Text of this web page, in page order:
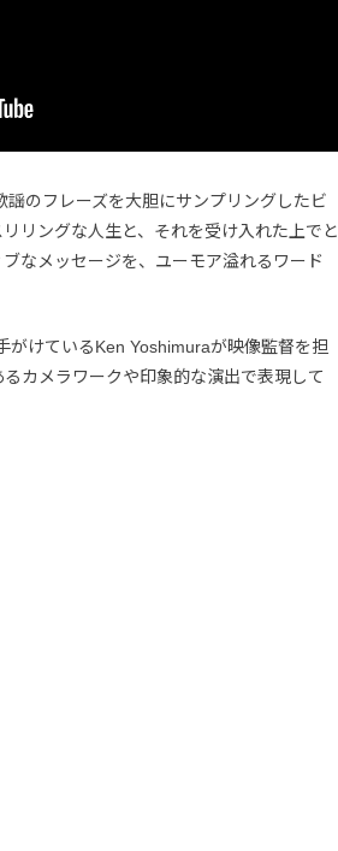
謡のフレーズを大胆にサンプリングしたビ
リングな人生と、それを受け入れた上でと
なメッセージを、ユーモア溢れるワード
がけているKen Yoshimuraが映像監督を担
カメラワークや印象的な演出で表現して